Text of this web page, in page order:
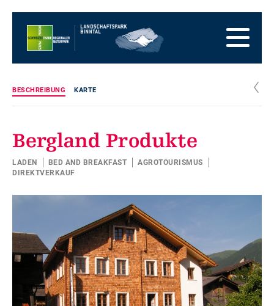
Startseite
Hauptnavigation
Sitemap
ZurBESCHREIBUNG KARTE c
Bergland Produkte
LADEN BED AND BREAKFAST
AGROTOURISMUS
DIREKTVERKAUF